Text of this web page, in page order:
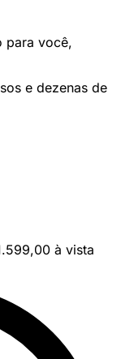
para você,
e dezenas de
à vista